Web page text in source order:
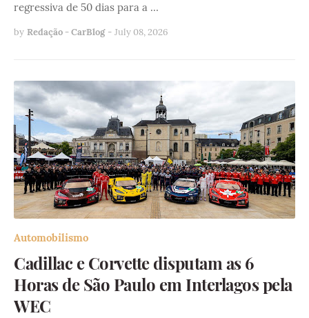
regressiva de 50 dias para a …
by Redação - CarBlog - July 08, 2026
Automobilismo
Cadillac e Corvette disputam as 6
Horas de São Paulo em Interlagos pela
WEC